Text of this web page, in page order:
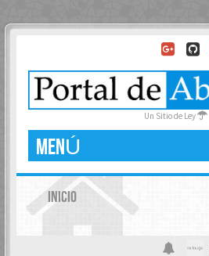
Un Sitio de Ley
MENÚ
INICIO